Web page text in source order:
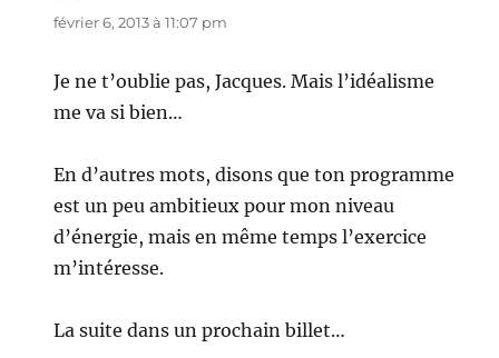
février 6, 2013 à 11:07 pm
Je ne t’oublie pas, Jacques. Mais l’idéalisme
me va si bien…
En d’autres mots, disons que ton programme
est un peu ambitieux pour mon niveau
d’énergie, mais en même temps l’exercice
m’intéresse.
La suite dans un prochain billet…